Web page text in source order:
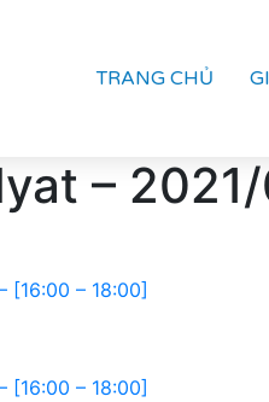
TRANG CHỦ
–
[16:00 – 18:00]
[16:00 – 18:00]